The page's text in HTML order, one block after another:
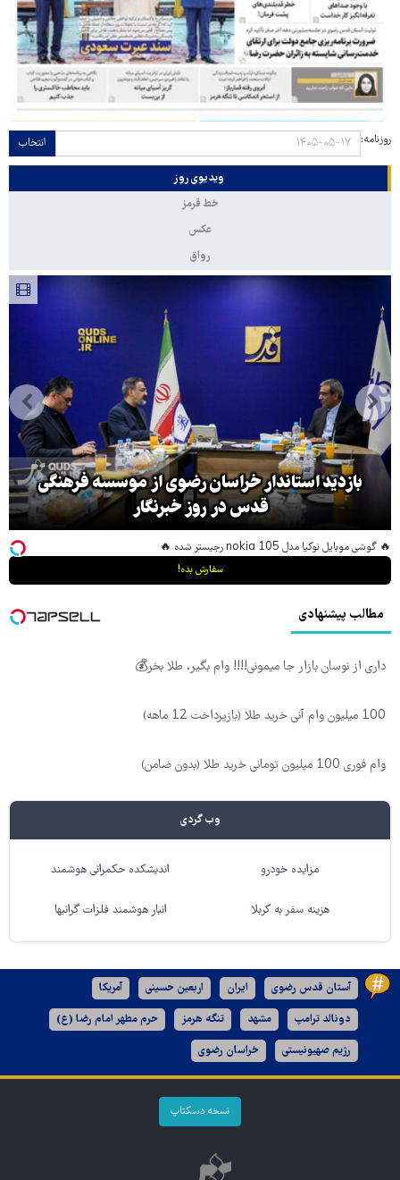
روزنامه: انتخاب
ویدیوی روز
خط قرمز
عکس
رواق
بازدید استاندار خراسان رضوی از موسسه فرهنگی
قدس در روز خبرنگار
🔥 گوشی موبایل نوکیا مدل nokia 105 رجیستر شده 🔥
سفارش بده!
مطالب پیشنهادی
داری از نوسان بازار جا میمونی!!!! وام بگیر، طلا بخر💰
100 میلیون وام آنی خرید طلا (بازپرداخت 12 ماهه)
وام فوری 100 میلیون تومانی خرید طلا (بدون ضامن)
وب گردی
مزایده خودرو اندیشکده حکمرانی هوشمند
هزینه سفر به کربلا انبار هوشمند فلزات گرانبها
آستان قدس رضوی ایران اربعین حسینی آمریکا
دونالد ترامپ مشهد تنگه هرمز حرم مطهر امام رضا (ع)
رژیم صهیونیستی خراسان رضوی
نسخه دسکتاپ